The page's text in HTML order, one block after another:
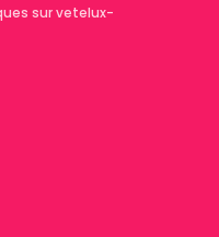
sur vetelux-